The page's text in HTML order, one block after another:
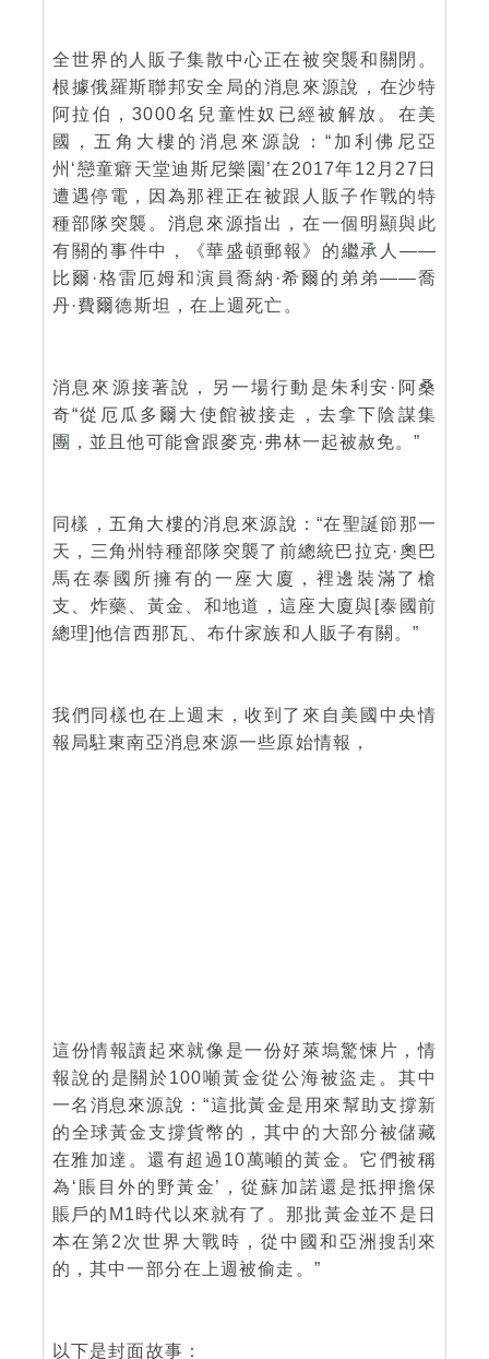
全世界的人販子集散中心正在被突襲和關閉。
根據俄羅斯聯邦安全局的消息來源說，在沙特
阿拉伯，3000名兒童性奴已經被解放。在美
國，五角大樓的消息來源說：“加利佛尼亞
州‘戀童癖天堂迪斯尼樂園’在2017年12月27日
遭遇停電，因為那裡正在被跟人販子作戰的特
種部隊突襲。消息來源指出，在一個明顯與此
有關的事件中，《華盛頓郵報》的繼承人——
比爾·格雷厄姆和演員喬納·希爾的弟弟——喬
丹·費爾德斯坦，在上週死亡。
消息來源接著說，另一場行動是朱利安·阿桑
奇“從厄瓜多爾大使館被接走，去拿下陰謀集
團，並且他可能會跟麥克·弗林一起被赦免。”
同樣，五角大樓的消息來源說：“在聖誕節那一
天，三角州特種部隊突襲了前總統巴拉克·奧巴
馬在泰國所擁有的一座大廈，裡邊裝滿了槍
支、炸藥、黃金、和地道，這座大廈與[泰國前
總理]他信西那瓦、布什家族和人販子有關。”
我們同樣也在上週末，收到了來自美國中央情
報局駐東南亞消息來源一些原始情報，
這份情報讀起來就像是一份好萊塢驚悚片，情
報說的是關於100噸黃金從公海被盜走。其中
一名消息來源說：“這批黃金是用來幫助支撐新
的全球黃金支撐貨幣的，其中的大部分被儲藏
在雅加達。還有超過10萬噸的黃金。它們被稱
為‘賬目外的野黃金’，從蘇加諾還是抵押擔保
賬戶的M1時代以來就有了。那批黃金並不是日
本在第2次世界大戰時，從中國和亞洲搜刮來
的，其中一部分在上週被偷走。”
以下是封面故事：